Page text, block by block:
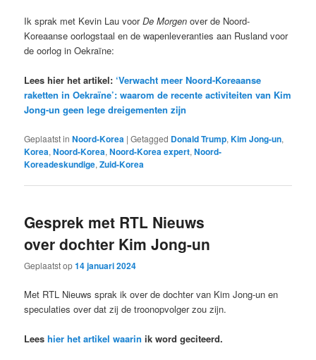
Ik sprak met Kevin Lau voorDe Morgen over de Noord-
Koreaanse oorlogstaal en de wapenleveranties aan Rusland voor
de oorlog in Oekraïne:
Lees hier het artikel:‘Verwacht meer Noord-Koreaanse
raketten in Oekraïne’: waarom de recente activiteiten van Kim
Jong-un geen lege dreigementen zijn
Geplaatst in Noord-Korea |Getagged Donald Trump,Kim Jong-un,
Korea,Noord-Korea,Noord-Korea expert,Noord-
Koreadeskundige,Zuid-Korea
Gesprek met RTL Nieuws
over dochter Kim Jong-un
Geplaatst op14 januari 2024
Met RTL Nieuws sprak ik over de dochter van Kim Jong-un en
speculaties over dat zij de troonopvolger zou zijn.
Leeshier het artikel waarin ik word geciteerd.